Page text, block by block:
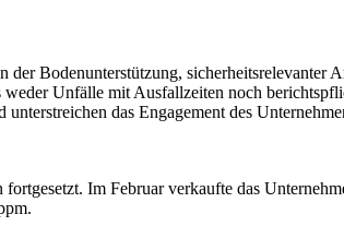
Bodenunterstützung, sicherheitsrelevanter
Unfälle mit Ausfallzeiten noch
das Engagement des
Im Februar verkaufte das